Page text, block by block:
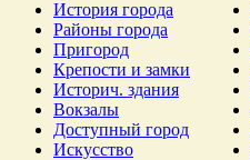
История города
Районы города
Пригород
Крепости и замки
Историч. здания
Вокзалы
Доступный город
Искусство